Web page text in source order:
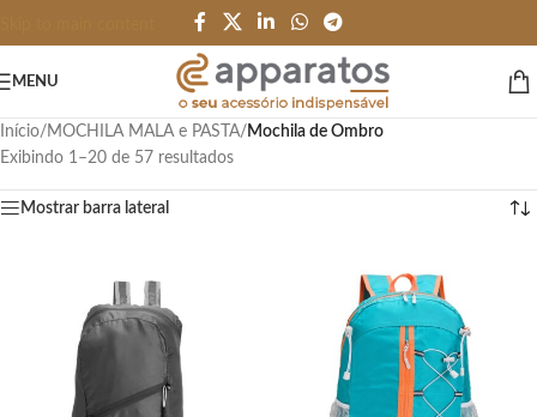
MENU
Início/ MOCHILA MALA e PASTA/ Mochila de Ombro
Exibindo 1–20 de 57 resultados
Mostrar barra lateral